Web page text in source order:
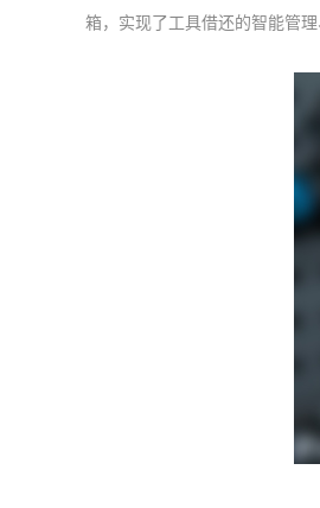
箱，实现了工具借还的智能管